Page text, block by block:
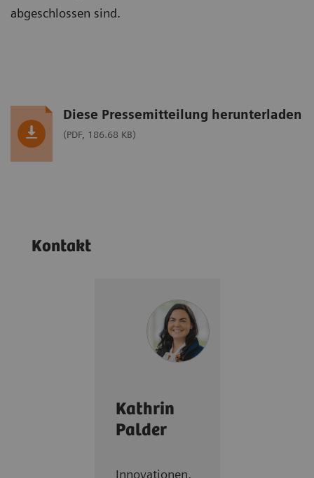
abgeschlossen sind.
Diese Pressemitteilung herunterladen
(PDF, 186.68 KB)
Kontakt
Kathrin
Palder
Innovationen,